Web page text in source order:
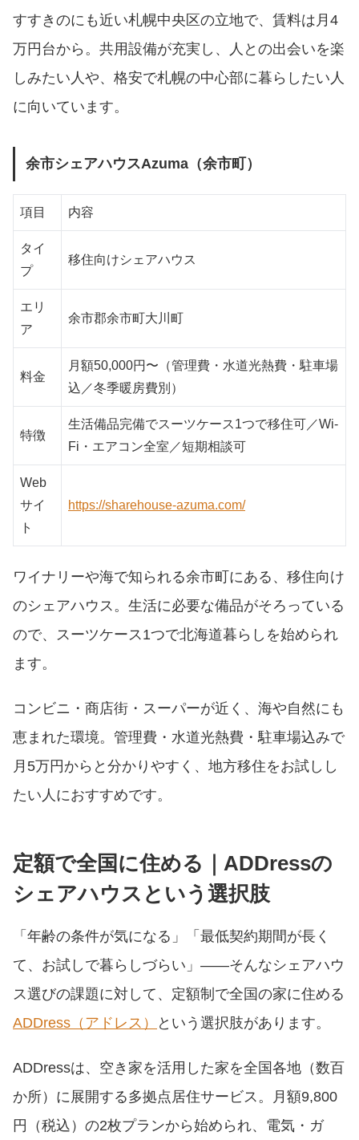
すすきのにも近い札幌中央区の立地で、賃料は月4
万円台から。共用設備が充実し、人との出会いを楽
しみたい人や、格安で札幌の中心部に暮らしたい人
に向いています。
余市シェアハウスAzuma（余市町）
項目 内容
タイ
プ
移住向けシェアハウス
エリ
ア
余市郡余市町大川町
料金
月額50,000円〜（管理費・水道光熱費・駐車場
込／冬季暖房費別）
特徴
生活備品完備でスーツケース1つで移住可／Wi-
Fi・エアコン全室／短期相談可
Web
サイ
ト
https://sharehouse-azuma.com/
ワイナリーや海で知られる余市町にある、移住向け
のシェアハウス。生活に必要な備品がそろっている
ので、スーツケース1つで北海道暮らしを始められ
ます。
コンビニ・商店街・スーパーが近く、海や自然にも
恵まれた環境。管理費・水道光熱費・駐車場込みで
月5万円からと分かりやすく、地方移住をお試しし
たい人におすすめです。
定額で全国に住める｜ADDressの
シェアハウスという選択肢
「年齢の条件が気になる」「最低契約期間が長く
て、お試しで暮らしづらい」——そんなシェアハウ
ス選びの課題に対して、定額制で全国の家に住める
ADDress（アドレス）
という選択肢があります。
ADDressは、空き家を活用した家を全国各地（数百
か所）に展開する多拠点居住サービス。月額9,800
円（税込）の2枚プランから始められ、電気・ガ